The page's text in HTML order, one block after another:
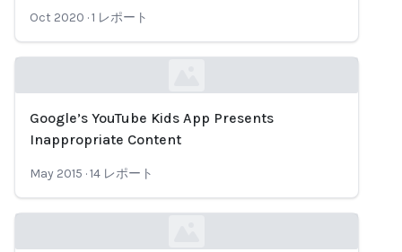
Oct 2020 ·1 レポート
Loading...
Google’s YouTube Kids App Presents
Inappropriate Content
May 2015 ·14 レポート